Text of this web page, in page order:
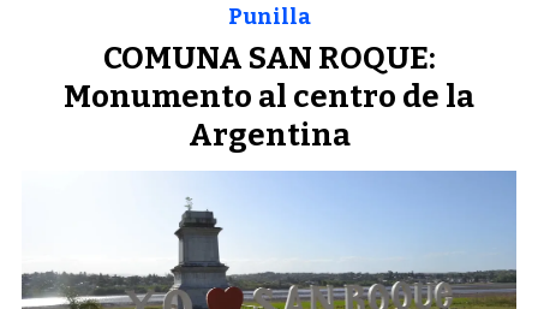
COMUNA SAN ROQUE:
Monumento al centro de la
Argentina
Punilla